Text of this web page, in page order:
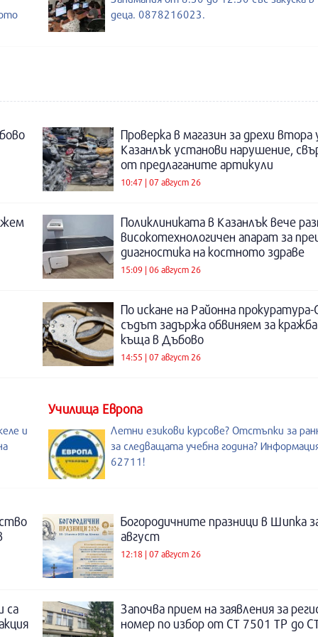
деца. 0878216023.
Проверка в магазин за дрехи
Казанлък установи нарушение,
от предлаганите артикули
10:47 | 07 август 26
Поликлиниката в Казанлък вече
високотехнологичен апарат за
диагностика на костното здраве
15:09 | 06 август 26
По искане на Районна
съдът задържа обвиняем за
къща в Дъбово
14:55 | 07 август 26
и
Училища Европа
Летни езикови курсове? Отстъпки за
за следващата учебна година?
62711!
Богородичните празници в Шипка
август
12:18 | 07 август 26
са
Започва прием на заявления за
номер по избор от СТ 7501 ТР до